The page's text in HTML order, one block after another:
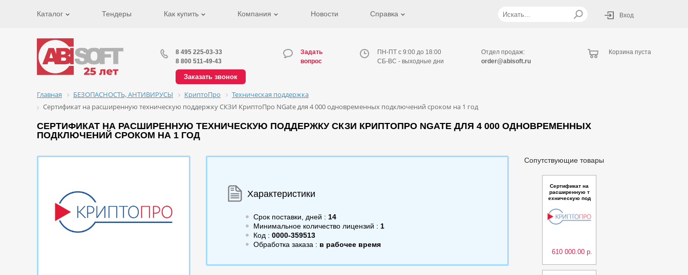
Каталог Тендеры Как купить Компания Новости Справка Вход
8 495 225-03-33
8 800 511-49-43
Заказать звонок
Задать
вопрос
ПН-ПТ с 9:00 до 18:00
СБ-ВС - выходные дни
Отдел продаж:
order@abisoft.ru
Корзина пуста
Главная БЕЗОПАСНОСТЬ, АНТИВИРУСЫ КриптоПро
Техническая поддержка
Сертификат на расширенную техническую поддержку СКЗИ КриптоПро NGate для 4 000 одновременных подключений сроком на 1 год
СЕРТИФИКАТ НА РАСШИРЕННУЮ ТЕХНИЧЕСКУЮ ПОДДЕРЖКУ СКЗИ КРИПТОПРО NGATE ДЛЯ 4 000 ОДНОВРЕМЕННЫХ
ПОДКЛЮЧЕНИЙ СРОКОМ НА 1 ГОД
Характеристики
Срок поставки, дней : 14
Минимальное количество лицензий : 1
Код : 0000-359513
Обработка заказа : в рабочее время
Сопутствующие товары
Сертификат на
расширенную т
ехническую под
тельнойкомпоне
нты Модуль Арх
ив УЦ из состав
610 000.00 р.